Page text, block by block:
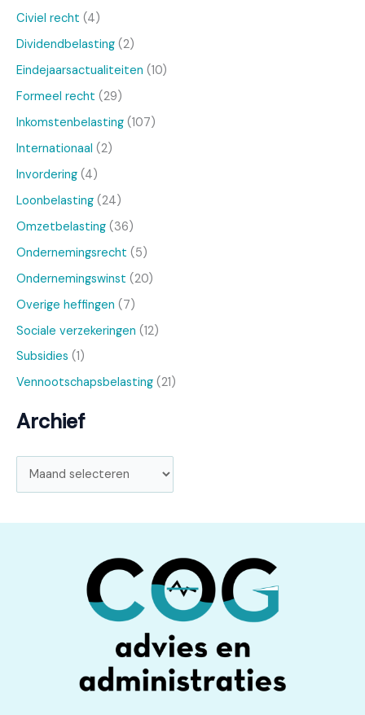
Civiel recht (4)
Dividendbelasting (2)
Eindejaarsactualiteiten (10)
Formeel recht (29)
Inkomstenbelasting (107)
Internationaal (2)
Invordering (4)
Loonbelasting (24)
Omzetbelasting (36)
Ondernemingsrecht (5)
Ondernemingswinst (20)
Overige heffingen (7)
Sociale verzekeringen (12)
Subsidies (1)
Vennootschapsbelasting (21)
Archief